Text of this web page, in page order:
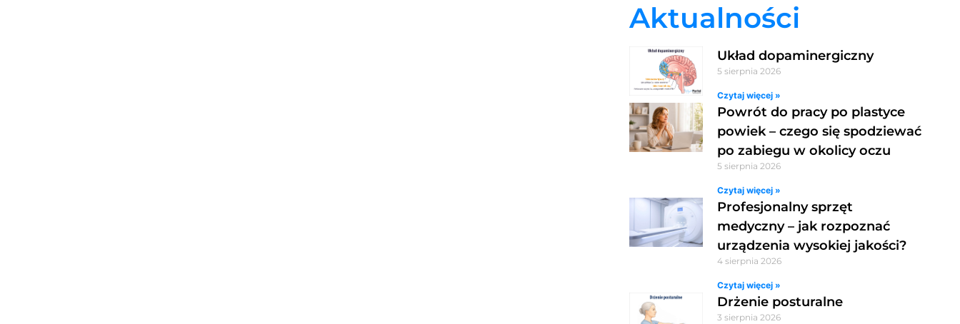
Aktualności
Układ dopaminergiczny
5 sierpnia 2026
Czytaj więcej »
Powrót do pracy po plastyce
powiek – czego się spodziewać
po zabiegu w okolicy oczu
5 sierpnia 2026
Czytaj więcej »
Profesjonalny sprzęt
medyczny – jak rozpoznać
urządzenia wysokiej jakości?
4 sierpnia 2026
Czytaj więcej »
Drżenie posturalne
3 sierpnia 2026